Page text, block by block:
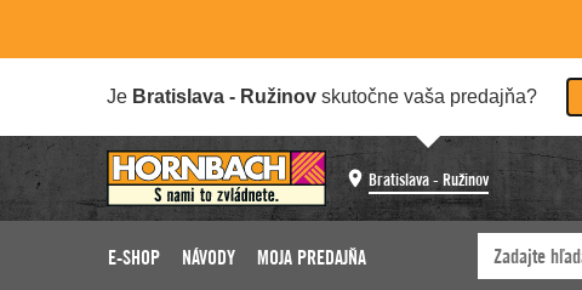
Je Bratislava - Ružinov skutočne vaša predajňa?
Bratislava - Ružinov
E-SHOP NÁVODY MOJA PREDAJŇA